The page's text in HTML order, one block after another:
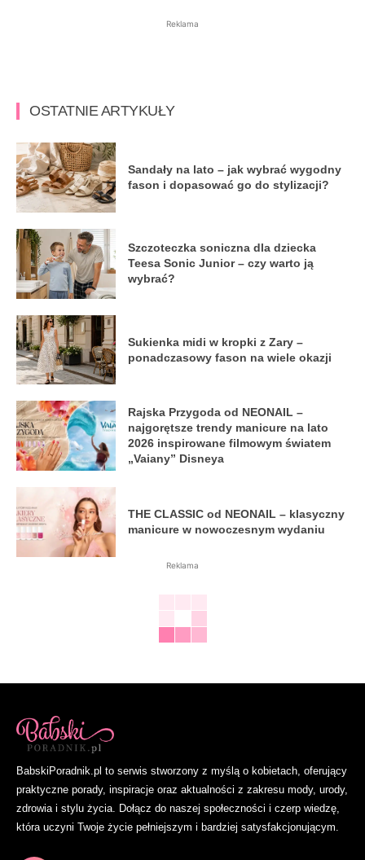
Reklama
OSTATNIE ARTYKUŁY
Sandały na lato – jak wybrać wygodny
fason i dopasować go do stylizacji?
Szczoteczka soniczna dla dziecka
Teesa Sonic Junior – czy warto ją
wybrać?
Sukienka midi w kropki z Zary –
ponadczasowy fason na wiele okazji
Rajska Przygoda od NEONAIL –
najgorętsze trendy manicure na lato
2026 inspirowane filmowym światem
„Vaiany” Disneya
THE CLASSIC od NEONAIL – klasyczny
manicure w nowoczesnym wydaniu
Reklama
BabskiPoradnik.pl to serwis stworzony z myślą o kobietach, oferujący
praktyczne porady, inspiracje oraz aktualności z zakresu mody, urody,
zdrowia i stylu życia. Dołącz do naszej społeczności i czerp wiedzę,
która uczyni Twoje życie pełniejszym i bardziej satysfakcjonującym.